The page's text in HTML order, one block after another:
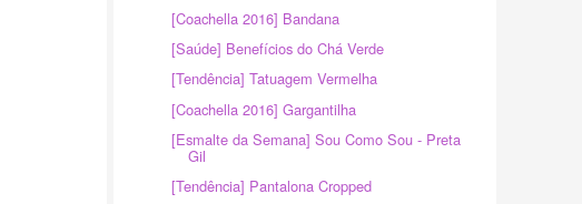
[Coachella 2016] Bandana
[Saúde] Benefícios do Chá Verde
[Tendência] Tatuagem Vermelha
[Coachella 2016] Gargantilha
[Esmalte da Semana] Sou Como Sou - Preta
Gil
[Tendência] Pantalona Cropped